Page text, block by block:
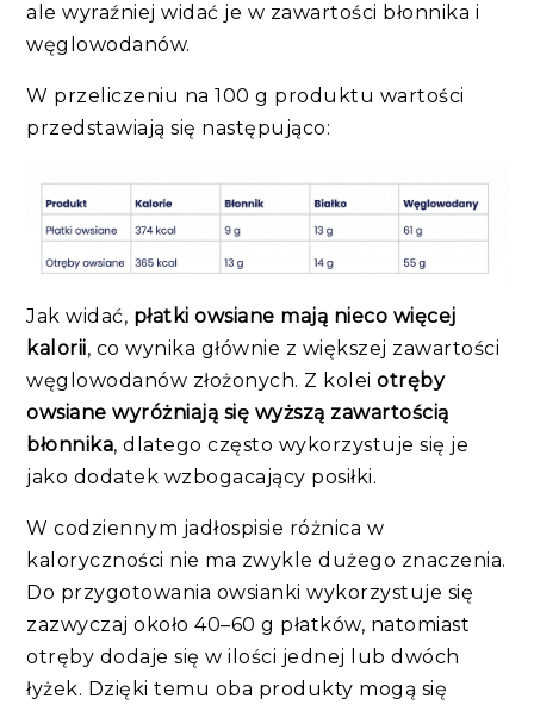
ale wyraźniej widać je w zawartości błonnika i
węglowodanów.
W przeliczeniu na 100 g produktu wartości
przedstawiają się następująco:
Jak widać, płatki owsiane mają nieco więcej
kalorii, co wynika głównie z większej zawartości
węglowodanów złożonych. Z kolei otręby
owsiane wyróżniają się wyższą zawartością
błonnika, dlatego często wykorzystuje się je
jako dodatek wzbogacający posiłki.
W codziennym jadłospisie różnica w
kaloryczności nie ma zwykle dużego znaczenia.
Do przygotowania owsianki wykorzystuje się
zazwyczaj około 40–60 g płatków, natomiast
otręby dodaje się w ilości jednej lub dwóch
łyżek. Dzięki temu oba produkty mogą się